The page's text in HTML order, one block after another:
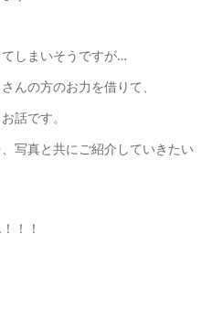
しまいそうですが…
んの方のお力を借りて、
話です。
写真と共にご紹介していきたい
！！